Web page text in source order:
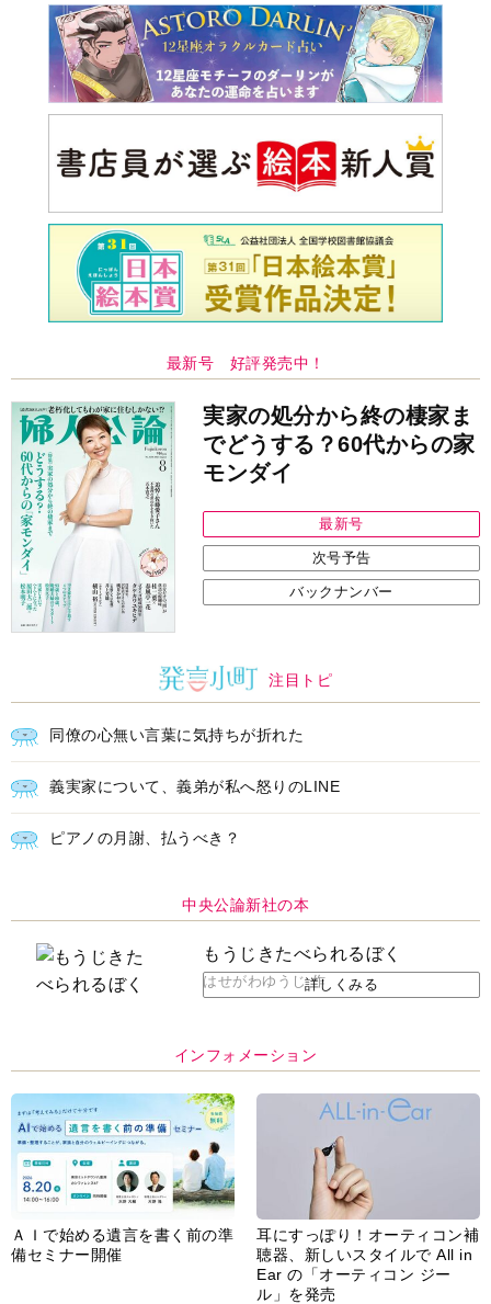
最新号 好評発売中！
実家の処分から終の棲家ま
でどうする？60代からの家
モンダイ
最新号
次号予告
バックナンバー
注目トピ
同僚の心無い言葉に気持ちが折れた
義実家について、義弟が私へ怒りのLINE
ピアノの月謝、払うべき？
中央公論新社の本
もうじきたべられるぼく
はせがわゆうじ 作詳しくみる
インフォメーション
ＡＩで始める遺言を書く前の準
備セミナー開催
耳にすっぽり！オーティコン補
聴器、新しいスタイルで All in
Ear の「オーティコン ジー
ル」を発売